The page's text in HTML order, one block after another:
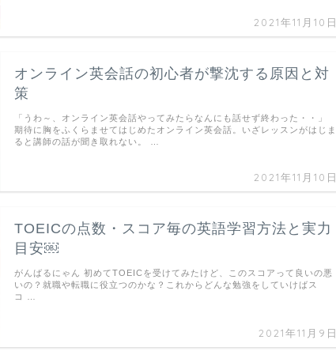
2021年11月10日
オンライン英会話の初心者が撃沈する原因と対
策
2021年11月10日
「うわ～、オンライン英会話やってみたらなんにも話せず終わった・・」
期待に胸をふくらませてはじめたオンライン英会話。いざレッスンがはじま
ると講師の話が聞き取れない。 …
TOEICの点数・スコア毎の英語学習方法と実力
目安￼
2021年11月9日
がんばるにゃん 初めてTOEICを受けてみたけど、このスコアって良いの悪
いの？就職や転職に役立つのかな？これからどんな勉強をしていけばス
コ …